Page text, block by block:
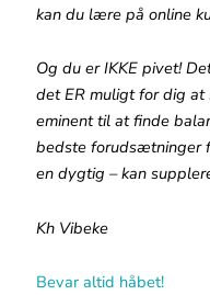
kan du lære på online
Og du er IKKE pivet!
det ER muligt for dig
eminent til at finde
bedste forudsætninger
en dygtig – kan
Kh Vibeke
Bevar altid håbet!